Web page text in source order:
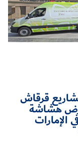
قرقاش
مرض هشاشة